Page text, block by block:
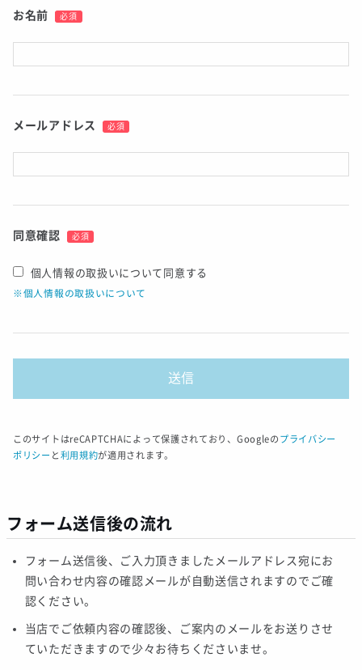
お名前 必須
メールアドレス 必須
同意確認 必須
個人情報の取扱いについて同意する
※個人情報の取扱いについて
このサイトはreCAPTCHAによって保護されており、Googleの プライバシー
ポリシー と利用規約が適用されます。
フォーム送信後の流れ
フォーム送信後、ご入力頂きましたメールアドレス宛にお
問い合わせ内容の確認メールが自動送信されますのでご確
認ください。
当店でご依頼内容の確認後、ご案内のメールをお送りさせ
ていただきますので少々お待ちくださいませ。